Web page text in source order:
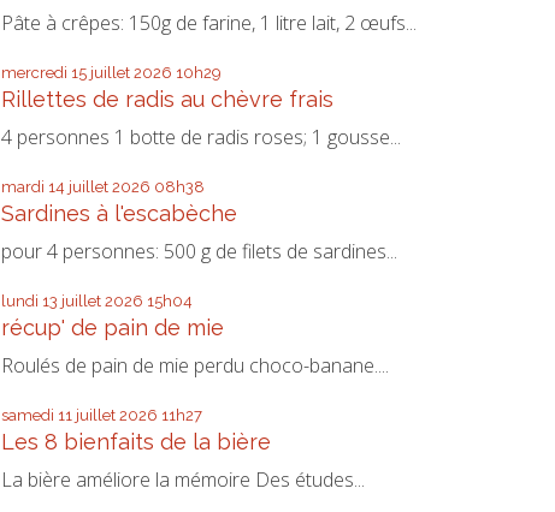
Pâte à crêpes: 150g de farine, 1 litre lait, 2 œufs...
mercredi 15 juillet 2026 10h29
Rillettes de radis au chèvre frais
4 personnes 1 botte de radis roses; 1 gousse...
mardi 14 juillet 2026 08h38
Sardines à l'escabèche
pour 4 personnes: 500 g de filets de sardines...
lundi 13 juillet 2026 15h04
récup' de pain de mie
Roulés de pain de mie perdu choco-banane....
samedi 11 juillet 2026 11h27
Les 8 bienfaits de la bière
La bière améliore la mémoire Des études...